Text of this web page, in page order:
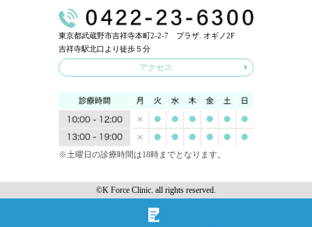
東京都武蔵野市吉祥寺本町2-2-7 プラザ. オギノ2F
吉祥寺駅北口より徒歩５分
アクセス
※土曜日の診療時間は18時までとなります。
©K Force Clinic. all rights reserved.